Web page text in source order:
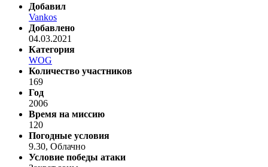
Добавил
Vankos
Добавлено
04.03.2021
Категория
WOG
Количество участников
169
Год
2006
Время на миссию
120
Погодные условия
9.30, Облачно
Условие победы атаки